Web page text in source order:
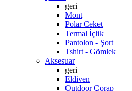
geri
Mont
Polar Ceket
Termal İçlik
Pantolon - Şort
Tshirt - Gömlek
Aksesuar
geri
Eldiven
Outdoor Çorap